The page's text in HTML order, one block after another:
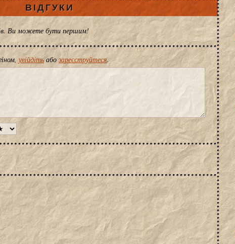
ВІДГУКИ
Ви можете бути першим!
увійдітьабозареєструйтеся.